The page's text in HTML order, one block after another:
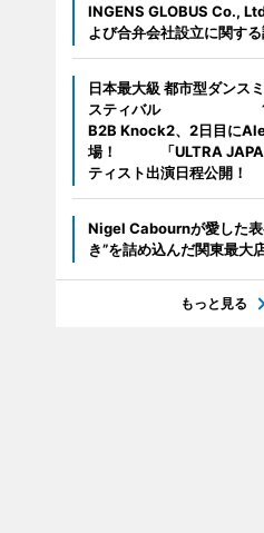
INGENS GLOBUS Co.,
よび合弁会社設立に関す
日本最大級 都市型ダンス
スティバル 1日
B2B Knock2、2日目に
場！ 「ULTRA
ティスト出演日程公開！
Nigel Cabournが愛した表
き”を詰め込んだ関東最大
もっと見る